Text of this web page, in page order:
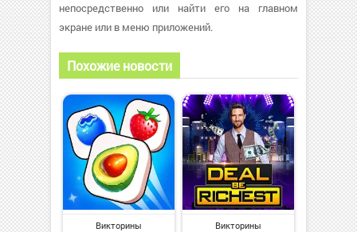
непосредственно или найти его на главном
экране или в меню приложений.
Похожие новости
Викторины Викторины